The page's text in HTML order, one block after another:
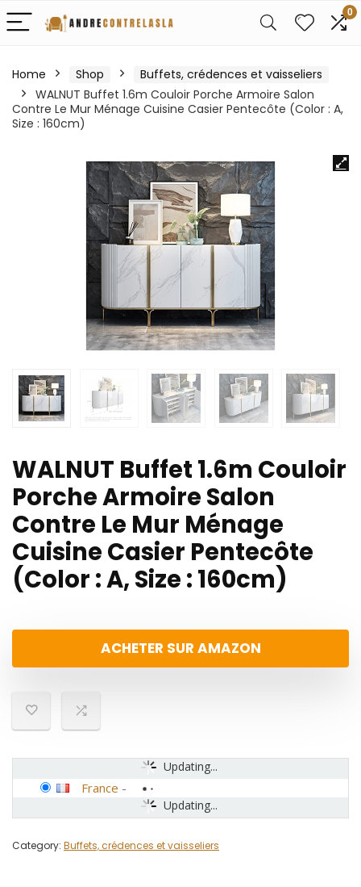
0
Home Shop
Buffets, crédences et vaisseliers
WALNUT Buffet 1.6m Couloir Porche Armoire Salon
Contre Le Mur Ménage Cuisine Casier Pentecôte (Color : A,
Size : 160cm)
WALNUT Buffet 1.6m Couloir
Porche Armoire Salon
Contre Le Mur Ménage
Cuisine Casier Pentecôte
(Color : A, Size : 160cm)
ACHETER SUR AMAZON
Updating...
Updating...
France -
Category: Buffets, crédences et vaisseliers